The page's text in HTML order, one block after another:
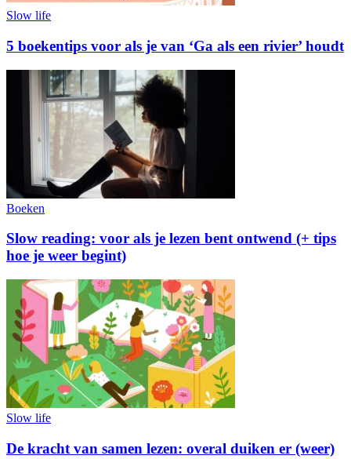
Slow life
5 boekentips voor als je van ‘Ga als een rivier’ houdt
Boeken
Slow reading: voor als je lezen bent ontwend (+ tips
hoe je weer begint)
Slow life
De kracht van samen lezen: overal duiken er (weer)